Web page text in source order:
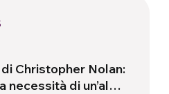
Christopher Nolan:
necessità di un’alba